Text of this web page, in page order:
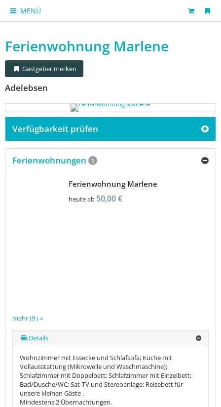
MENÜ
Ferienwohnung Marlene
Gastgeber merken
Adelebsen
Verfügbarkeit prüfen
Ferienwohnungen 1
mehr (9 ) »
mehr (9 ) »
mehr (9 ) »
mehr (9 ) »
mehr (9 ) »
mehr (9 ) »
Ferienwohnung Marlene
heute ab 50,00 €
Details
Wohnzimmer mit Essecke und Schlafsofa; Küche mit
Vollausstattung (Mikrowelle und Waschmaschine);
Schlafzimmer mit Doppelbett; Schlafzimmer mit Einzelbett;
Bad/Dusche/WC; Sat-TV und Stereoanlage; Reisebett für
unsere kleinen Gäste .
Mindestens 2 Übernachtungen.